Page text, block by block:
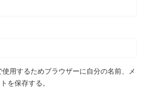
用するためブラウザーに自分の名前、メ
を保存する。